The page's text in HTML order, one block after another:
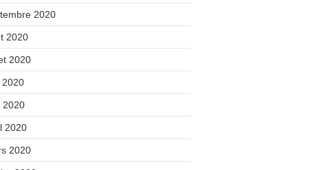
2020
2020
2020
2020
2020
2020
2020